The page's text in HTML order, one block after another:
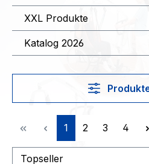
XXL Produkte
Katalog 2026
Seite
1 Seite
2 Seite
3 Seite
4